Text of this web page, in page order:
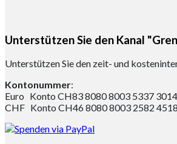
Unterstützen Sie den Kanal
Unterstützen Sie den zeit- und
Kontonummer:
Euro Konto CH83 8080 8003 5337
CHF Konto CH46 8080 8003 2582